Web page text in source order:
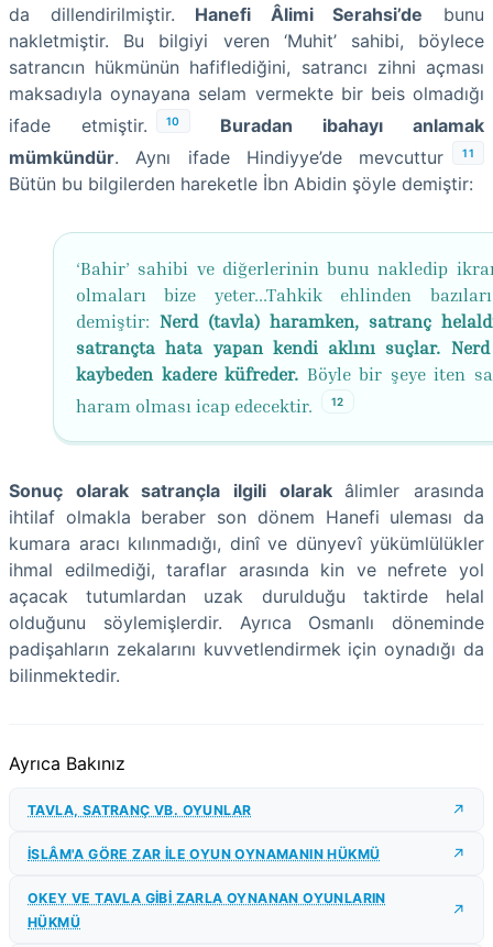
da dillendirilmiştir. Hanefi Âlimi Serahsi’de bunu
nakletmiştir. Bu bilgiyi veren ‘Muhit’ sahibi, böylece
satrancın hükmünün hafiflediğini, satrancı zihni açması
maksadıyla oynayana selam vermekte bir beis olmadığı
ifade etmiştir.
10
Buradan ibahayı anlamak
mümkündür. Aynı ifade Hindiyye’de mevcuttur 11
Bütün bu bilgilerden hareketle İbn Abidin şöyle demiştir:
‘Bahir’ sahibi ve diğerlerinin bunu nakledip
olmaları bize yeter...Tahkik ehlinden
demiştir: Nerd (tavla) haramken, satranç
satrançta hata yapan kendi aklını suçlar.
kaybeden kadere küfreder. Böyle bir şeye iten
haram olması icap edecektir.
12
Sonuç olarak satrançla ilgili olarakâlimler arasında
ihtilaf olmakla beraber son dönem Hanefi uleması da
kumara aracı kılınmadığı, dinî ve dünyevî yükümlülükler
ihmal edilmediği, taraflar arasında kin ve nefrete yol
açacak tutumlardan uzak durulduğu taktirde helal
olduğunu söylemişlerdir. Ayrıca Osmanlı döneminde
padişahların zekalarını kuvvetlendirmek için oynadığı da
bilinmektedir.
Ayrıca Bakınız
TAVLA, SATRANÇ VB. OYUNLAR
İSLÂM'A GÖRE ZAR İLE OYUN OYNAMANIN HÜKMÜ
OKEY VE TAVLA GİBİ ZARLA OYNANAN OYUNLARIN
HÜKMÜ